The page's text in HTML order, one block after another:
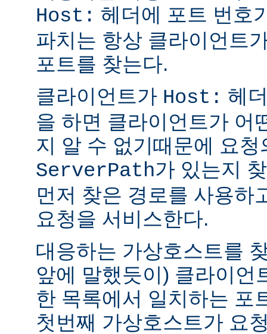
Host: 헤더에 포트 번호
파치는 항상 클라이언트
포트를 찾는다.
클라이언트가 Host: 헤
을 하면 클라이언트가 어
지 알 수 없기때문에 요
ServerPath가 있는지
먼저 찾은 경로를 사용하
요청을 서비스한다.
대응하는 가상호스트를
앞에 말했듯이) 클라이언
한 목록에서 일치하는 포
첫번째 가상호스트가 요